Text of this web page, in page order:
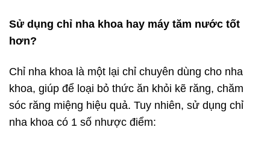
Sử dụng chỉ nha khoa hay máy tăm nước tốt
hơn?
Chỉ nha khoa là một lại chỉ chuyên dùng cho nha
khoa, giúp để loại bỏ thức ăn khỏi kẽ răng, chăm
sóc răng miệng hiệu quả. Tuy nhiên, sử dụng chỉ
nha khoa có 1 số nhược điểm: